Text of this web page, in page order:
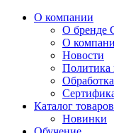
О компании
О бренде
О
Новости
Политика
Каталог товаров
Новинки